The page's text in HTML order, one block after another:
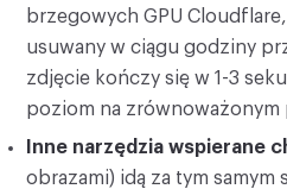
brzegowych GPU
usuwany w ciągu godziny
zdjęcie kończy się w 1-3
poziom na zrównoważonym
Inne narzędzia wspierane
obrazami) idą za tym